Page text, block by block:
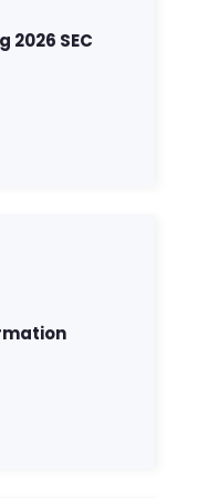
SEC